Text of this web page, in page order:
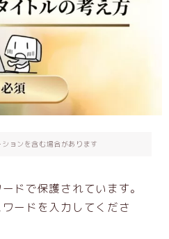
礎動画
りやすい：AIを安全に
なこと
ョンを含む場合があります
ドで保護されています。
ードを入力してくださ